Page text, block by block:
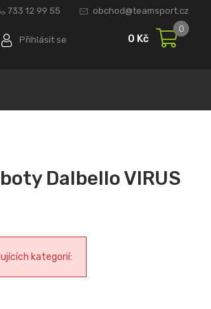
733 12 99 55 obchod@teamsport.cz
Přihlásit se 0 Kč
0
Dalbello VIRUS
kategorií: